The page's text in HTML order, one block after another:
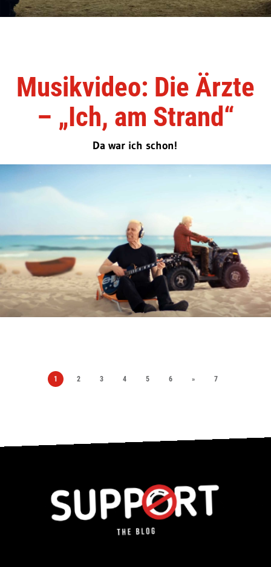
Musikvideo: Die Ärzte
– „Ich, am Strand“
Da war ich schon!
1 2 3 4 5 6 » 7